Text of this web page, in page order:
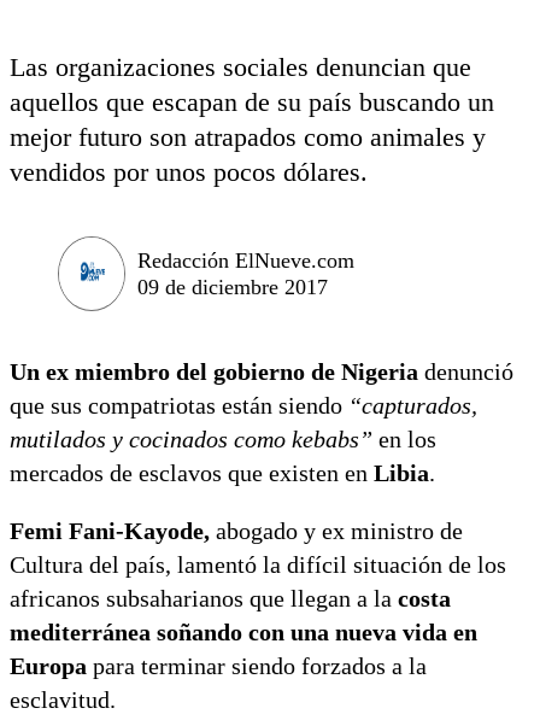
Las organizaciones sociales denuncian que
aquellos que escapan de su país buscando un
mejor futuro son atrapados como animales y
vendidos por unos pocos dólares.
Redacción ElNueve.com
09 de diciembre 2017
Un ex miembro del gobierno de Nigeria denunció
que sus compatriotas están siendo “capturados,
mutilados y cocinados como kebabs” en los
mercados de esclavos que existen en Libia.
Femi Fani-Kayode, abogado y ex ministro de
Cultura del país, lamentó la difícil situación de los
africanos subsaharianos que llegan a la costa
mediterránea soñando con una nueva vida en
Europa para terminar siendo forzados a la
esclavitud.